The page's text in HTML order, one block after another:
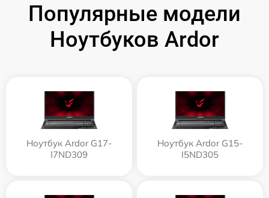
Популярные модели
Ноутбуков Ardor
Ноутбук Ardor G17-
I7ND309
Ноутбук Ardor G15-
I5ND305